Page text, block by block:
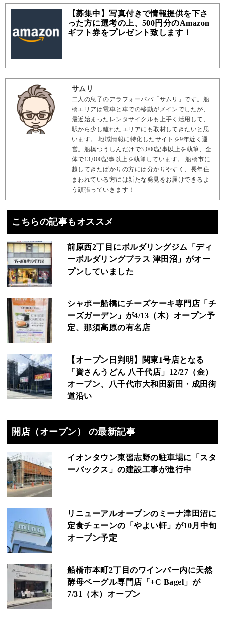
【募集中】写真付きで情報提供を下さ
った方に選考の上、500円分のAmazon
ギフト券をプレゼント致します！
サムリ
二人の息子のアラフォーパパ「サムリ」です。船
橋エリアは電車と車での移動がメインでしたが、
最近始まったレンタサイクルも上手く活用して、
駅から少し離れたエリアにも取材してきたいと思
います。 地域情報に特化したサイトを9年近く運
営。船橋つうしんだけで3,000記事以上を執筆、全
体で13,000記事以上を執筆しています。 船橋市に
越してきたばかりの方には分かりやすく、長年住
まわれている方には新たな発見をお届けできるよ
う頑張っていきます！
こちらの記事もオススメ
前原西2丁目にボルダリングジム「ディ
ーボルダリングプラス 津田沼」がオー
プンしていました
シャポー船橋にチーズケーキ専門店「チ
ーズガーデン」が4/13（木）オープン予
定、那須高原の有名店
【オープン日判明】関東1号店となる
「資さんうどん 八千代店」12/27（金）
オープン、八千代市大和田新田・成田街
道沿い
開店（オープン） の最新記事
イオンタウン東習志野の駐車場に「スタ
ーバックス」の建設工事が進行中
リニューアルオープンのミーナ津田沼に
定食チェーンの「やよい軒」が10月中旬
オープン予定
船橋市本町2丁目のワインバー内に天然
酵母ベーグル専門店「+C Bagel」が
7/31（木）オープン